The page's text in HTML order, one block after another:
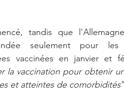
tandis que
seulement pour les
vaccinées en janvier et
la vaccination pour obtenir
et atteintes de comorbidités